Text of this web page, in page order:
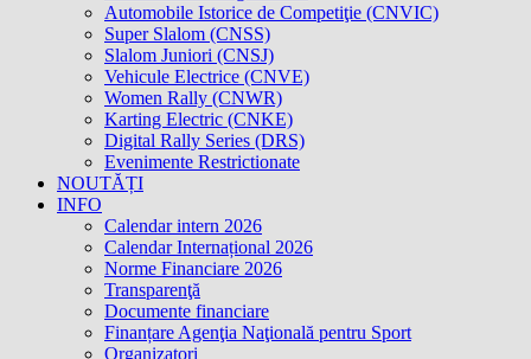
Automobile Istorice de Competiţie (CNVIC)
Super Slalom (CNSS)
Slalom Juniori (CNSJ)
Vehicule Electrice (CNVE)
Women Rally (CNWR)
Karting Electric (CNKE)
Digital Rally Series (DRS)
Evenimente Restrictionate
NOUTĂȚI
INFO
Calendar intern 2026
Calendar Internațional 2026
Norme Financiare 2026
Transparenţă
Documente financiare
Finanțare Agenţia Naţională pentru Sport
Organizatori